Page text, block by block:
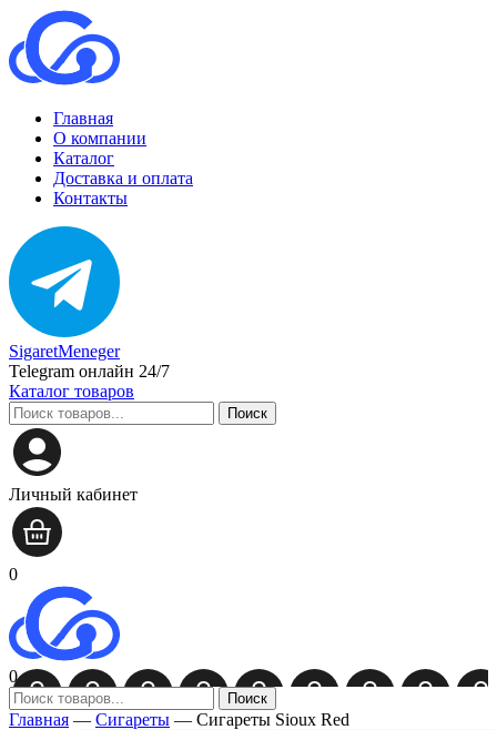
Главная
О компании
Каталог
Доставка и оплата
Контакты
SigaretMeneger
Telegram онлайн 24/7
Каталог товаров
Поиск
Личный кабинет
0
0
Поиск
Главная — Сигареты — Сигареты Sioux Red